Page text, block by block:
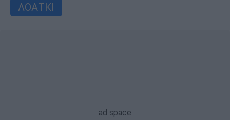
ΛΟΑΤΚΙ